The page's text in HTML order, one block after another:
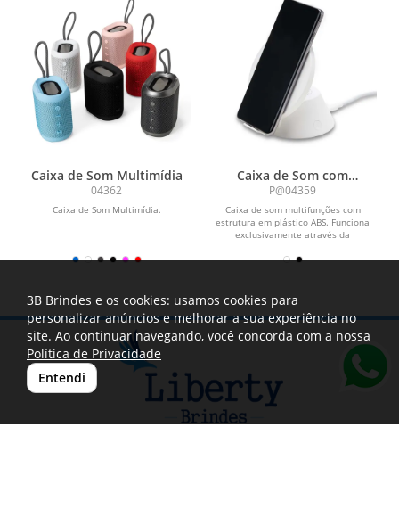
Caixa de Som Multimídia
04362
Caixa de Som Multimídia.
Caixa de Som com
Carregador por Indução
P@04359
Caixa de som multifunções com
estrutura em plástico ABS. Funciona
exclusivamente através da
3B Brindes e os cookies: usamos cookies para
personalizar anúncios e melhorar a sua experiência no
site. Ao continuar navegando, você concorda com a nossa
Política de Privacidade
Entendi